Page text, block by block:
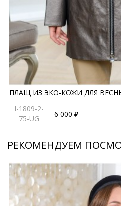
ПЛАЩ ИЗ ЭКО-КОЖИ ДЛЯ
I-1809-2-
75-UG
6 000 ₽
РЕКОМЕНДУЕМ